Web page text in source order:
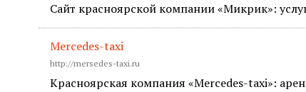
Сайт красноярской компании «Микрик»:
Mercedes-taxi
http://mersedes-taxi.ru
Красноярская компания «Mercedes-taxi»: